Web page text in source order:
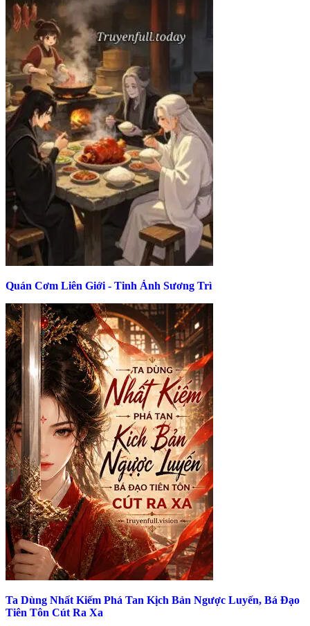
Quán Cơm Liên Giới - Tinh Ảnh Sương Trì
Ta Dùng Nhất Kiếm Phá Tan Kịch Bản Ngược Luyến, Bá Đạo
Tiên Tôn Cút Ra Xa